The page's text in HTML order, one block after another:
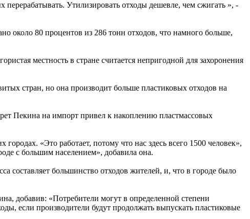
Утилизировать отходы дешевле, чем сжигать », -
около 80 процентов из 286 тонн отходов, что намного больше,
местность в стране считается непригодной для захоронения
стран, но она производит больше пластиковых отходов на
Пекина на импорт привел к накоплению пластмассовых
«Это работает, потому что нас здесь всего 1500 человек»,
с большим населением», добавила она.
составляет большинство отходов жителей, и, что в городе было
добавив: «Потребители могут в определенной степени
если производители будут продолжать выпускать пластиковые